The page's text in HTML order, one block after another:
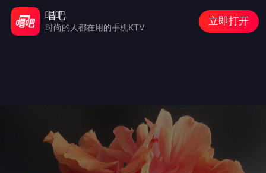
唱吧
时尚的人都在用的手机KTV
立即打开